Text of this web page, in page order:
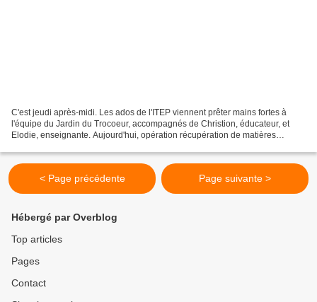
C'est jeudi après-midi. Les ados de l'ITEP viennent prêter mains fortes à
l'équipe du Jardin du Trocoeur, accompagnés de Christion, éducateur, et
Elodie, enseignante. Aujourd'hui, opération récupération de matières
< Page précédente Page suivante >
Hébergé par Overblog
Top articles
Pages
Contact